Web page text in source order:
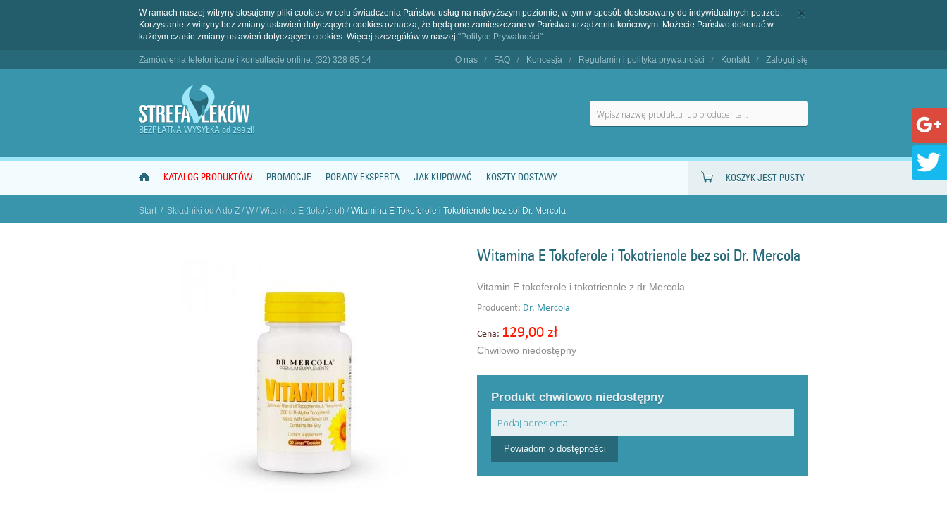
W ramach naszej witryny stosujemy pliki cookies w celu świadczenia Państwu usług na najwyższym poziomie, w tym w sposób dostosowany do indywidualnych potrzeb.
Korzystanie z witryny bez zmiany ustawień dotyczących cookies oznacza, że będą one zamieszczane w Państwa urządzeniu końcowym. Możecie Państwo dokonać w
każdym czasie zmiany ustawień dotyczących cookies. Więcej szczegółów w naszej "Polityce Prywatności".
Zamówienia telefoniczne i konsultacje online: (32) 328 85 14 O nas FAQ Koncesja Regulamin i polityka prywatności Kontakt Zaloguj się
BEZPŁATNA WYSYŁKA od 299 zł!
KOSZYK JEST PUSTY
KATALOG PRODUKTÓW PROMOCJE PORADY EKSPERTA JAK KUPOWAĆ KOSZTY DOSTAWY
Start / Składniki od A do Ż / W / Witamina E (tokoferol) / Witamina E Tokoferole i Tokotrienole bez soi Dr. Mercola
"
Witamina E Tokoferole i Tokotrienole bez soi Dr. Mercola
Vitamin E tokoferole i tokotrienole z dr Mercola
Producent: Dr. Mercola
Cena: 129,00 zł
Chwilowo niedostępny
Produkt chwilowo niedostępny
Powiadom o dostępności